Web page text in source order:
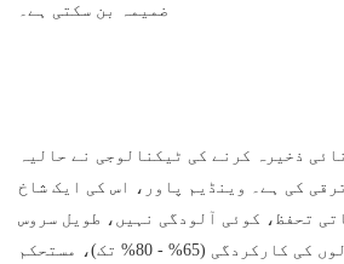
ضمیمہ بن سکتی ہے۔
ذخیرہ کرنے کی ٹیکنالوجی نے حالیہ
کی ہے۔ وینڈیم پاور، اس کی ایک شاخ
تحفظ، کوئی آلودگی نہیں، طویل سروس
لائف، اعلی تبادلوں کی کارکردگی (65% - 80% تک)، مستحکم